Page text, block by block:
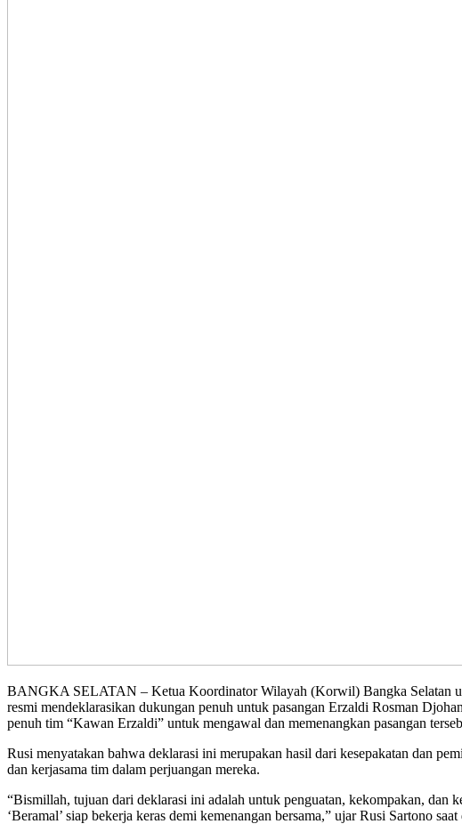
BANGKA SELATAN – Ketua Koordinator Wilayah (Korwil) Bangka Selatan
resmi mendeklarasikan dukungan penuh untuk pasangan Erzaldi Rosman
penuh tim “Kawan Erzaldi” untuk mengawal dan memenangkan pasangan
Rusi menyatakan bahwa deklarasi ini merupakan hasil dari kesepakatan dan
dan kerjasama tim dalam perjuangan mereka.
“Bismillah, tujuan dari deklarasi ini adalah untuk penguatan, kekompakan, dan
‘Beramal’ siap bekerja keras demi kemenangan bersama,” ujar Rusi Sartono